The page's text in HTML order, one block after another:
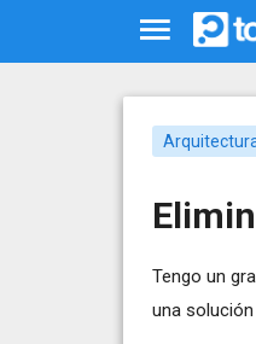
Tengo un
una